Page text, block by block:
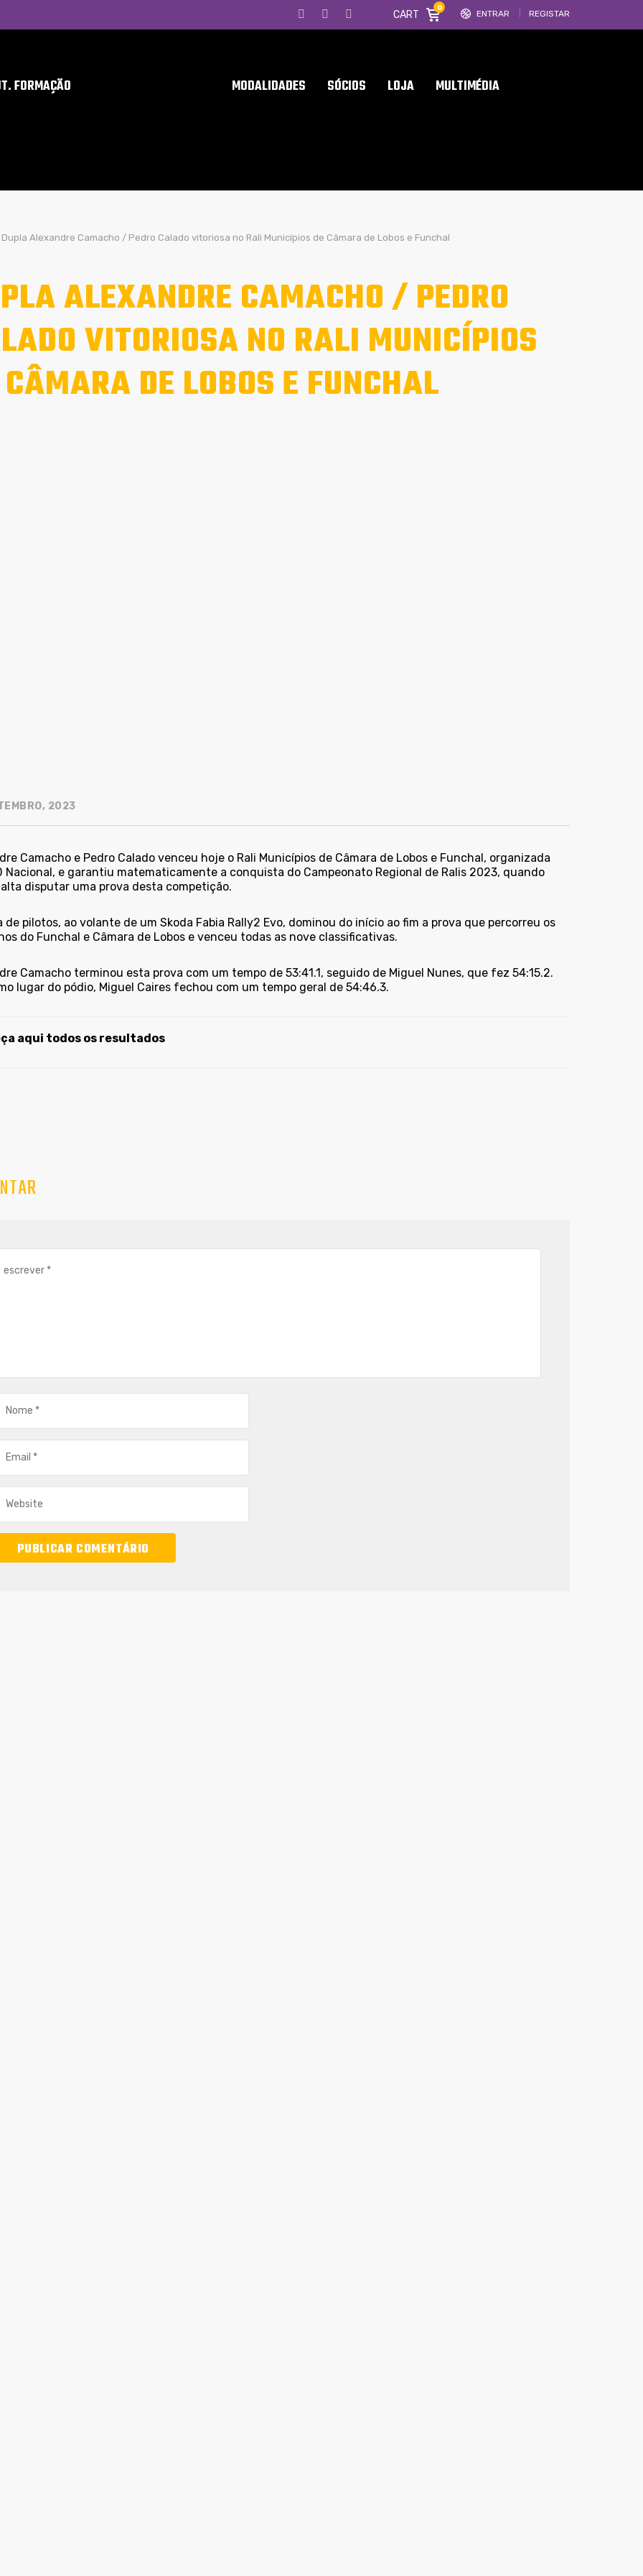
ENTRAR REGISTAR
CART
0
FORMAÇÃO MODALIDADES SÓCIOS LOJA MULTIMÉDIA
Dupla Alexandre Camacho / Pedro Calado vitoriosa no Rali Municípios de Câmara de Lobos e Funchal
ALEXANDRE CAMACHO / PEDRO
VITORIOSA NO RALI MUNICÍPIOS
DE LOBOS E FUNCHAL
2023
Camacho e Pedro Calado venceu hoje o Rali Municípios de Câmara de Lobos e Funchal, organizada
Nacional, e garantiu matematicamente a conquista do Campeonato Regional de Ralis 2023, quando
disputar uma prova desta competição.
de pilotos, ao volante de um Skoda Fabia Rally2 Evo, dominou do início ao fim a prova que percorreu os
do Funchal e Câmara de Lobos e venceu todas as nove classificativas.
Camacho terminou esta prova com um tempo de 53:41.1, seguido de Miguel Nunes, que fez 54:15.2.
lugar do pódio, Miguel Caires fechou com um tempo geral de 54:46.3.
aqui todos os resultados